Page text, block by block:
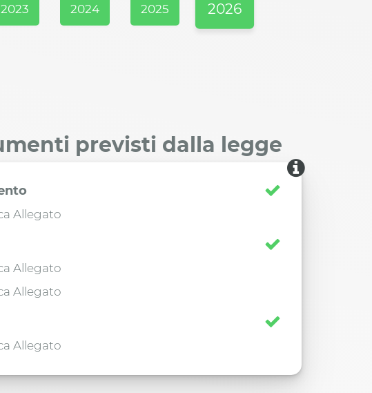
2023 2024 2025 2026
previsti dalla legge
Allegato
Allegato
Allegato
Allegato